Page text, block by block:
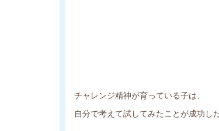
チャレンジ精神が育っている子は、
自分で考えて試してみたことが成功し